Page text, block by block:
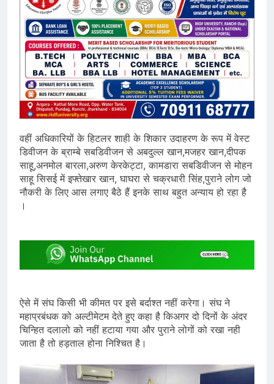
वहीं अधिकारियों के हिटलर शाही के शिकार उदाहरण के रूप में वेस्ट
डिवीजन के ब्राम्बे सबडिवीजन से अबदुल्ल खान,मजहर खान,दीपक
साहू,अनमोल बारला,अरुण केरकेट्टा, कामडारा सबडिवीजन से मोहन
साहू सिसई में इफ्तेखार खान, घाघरा से चक्रधारी सिंह,पुराने लोग जो
नौकरी के लिए आस लगाए बैठे हैं इनके साथ बहुत अन्याय हो रहा है
।
ऐसे में संघ किसी भी कीमत पर इसे बर्दाश्त नहीं करेगा। संघ ने
महाप्रबंधक को अल्टीमेटम देते हुए कहा है किअगर दो दिनों के अंदर
चिन्हित दलालो को नहीं हटाया गया और पुराने लोगों को रखा नही
जाता है तो हड़ताल होना निश्चित है।